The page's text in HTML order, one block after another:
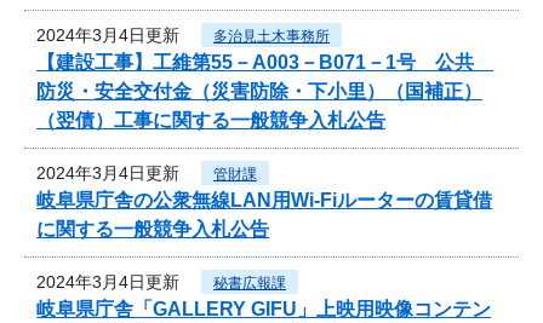
2024年3月4日更新 多治見土木事務所
【建設工事】工維第55－A003－B071－1号 公共
防災・安全交付金（災害防除・下小里）（国補正）
（翌債）工事に関する一般競争入札公告
2024年3月4日更新 管財課
岐阜県庁舎の公衆無線LAN用Wi-Fiルーターの賃貸借
に関する一般競争入札公告
2024年3月4日更新 秘書広報課
岐阜県庁舎「GALLERY GIFU」上映用映像コンテン